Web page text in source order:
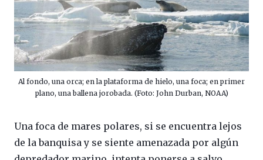
Al fondo, una orca; en la plataforma de hielo, una foca; en primer
plano, una ballena jorobada. (Foto: John Durban, NOAA)
Una foca de mares polares, si se encuentra lejos
de la banquisa y se siente amenazada por algún